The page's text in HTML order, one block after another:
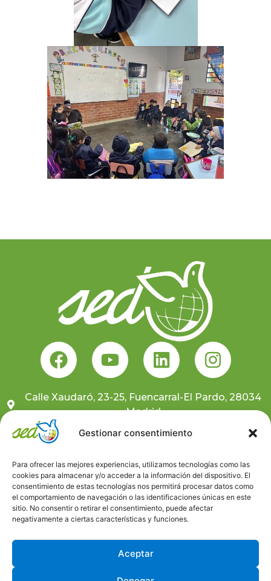
Gestionar consentimiento
Para ofrecer las mejores experiencias, utilizamos tecnologías como las
cookies para almacenar y/o acceder a la información del dispositivo. El
consentimiento de estas tecnologías nos permitirá procesar datos como
el comportamiento de navegación o las identificaciones únicas en este
sitio. No consentir o retirar el consentimiento, puede afectar
negativamente a ciertas características y funciones.
Aceptar
Calle Xaudaró, 23-25, Fuencarral-El Pardo, 28034
Madrid
681 10 59 91
Suscríbete a nuestra newsletter
Canal ético
Trabaja con nosotros